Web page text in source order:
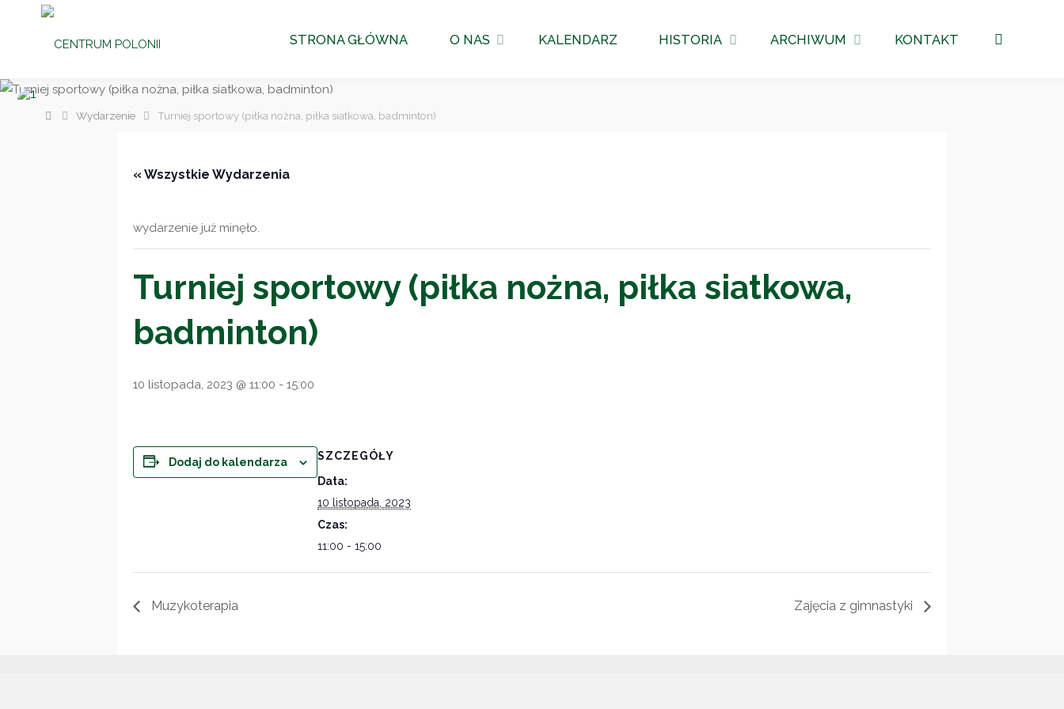
i
Rekreacji
w Brniu
STRONA GŁÓWNA O NAS KALENDARZ HISTORIA ARCHIWUM KONTAKT
StronaWydarzenie Turniej sportowy (piłka nożna, piłka siatkowa, badminton)
« Wszystkie Wydarzenia
wydarzenie już minęło.
Turniej sportowy (piłka nożna, piłka siatkowa,
badminton)
10 listopada, 2023 @ 11:00 - 15:00
Dodaj do kalendarza
SZCZEGÓŁY
Data:
10 listopada, 2023
Czas:
11:00 - 15:00
Muzykoterapia Zajęcia z gimnastyki